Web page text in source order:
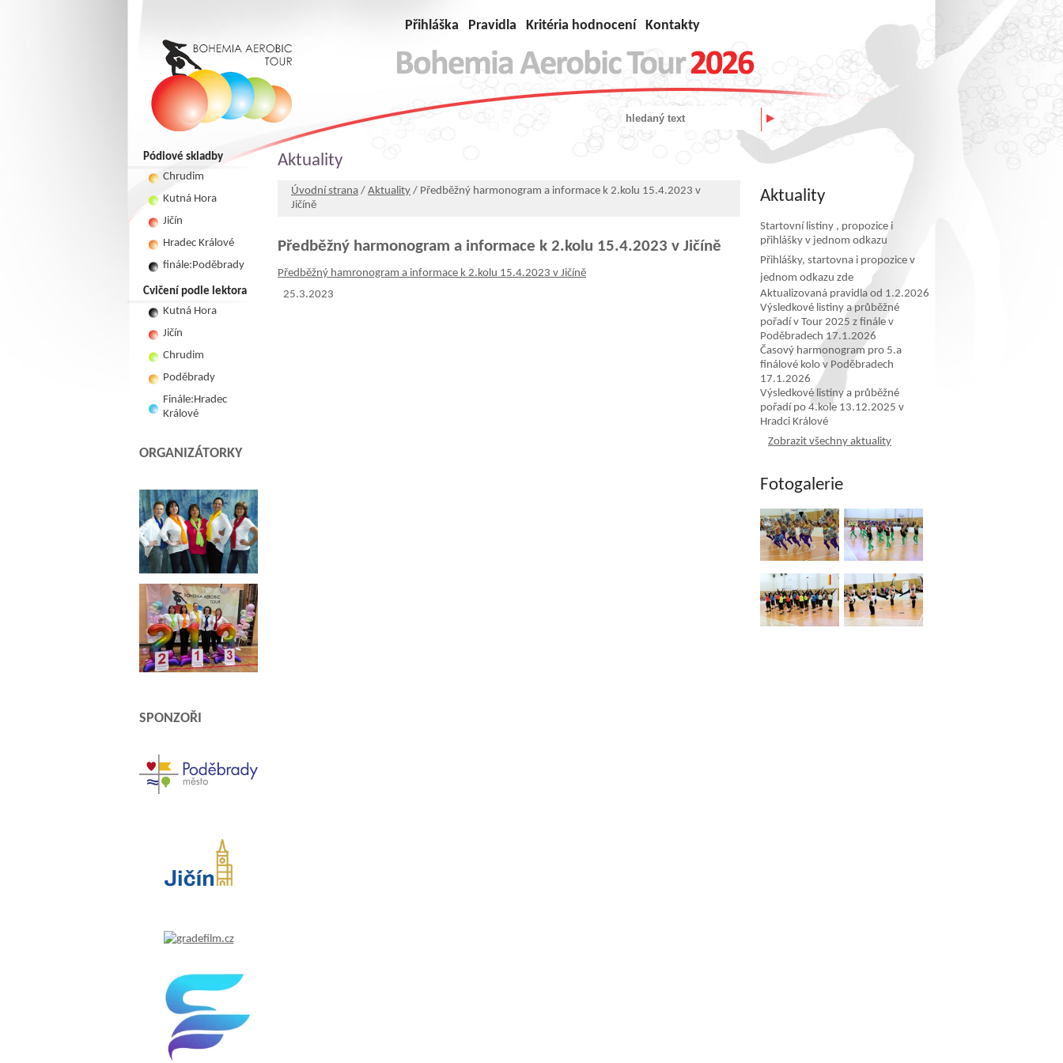
Přihláška Pravidla Kritéria hodnocení Kontakty
Pódiové skladby
Chrudim
Kutná Hora
Jičín
Hradec Králové
finále:Poděbrady
Cvičení podle lektora
Kutná Hora
Jičín
Chrudim
Poděbrady
Finále:Hradec
Králové
ORGANIZÁTORKY
SPONZOŘI
Aktuality
Úvodní strana / Aktuality / Předběžný harmonogram a informace k 2.kolu 15.4.2023 v
Jičíně
Předběžný harmonogram a informace k 2.kolu 15.4.2023 v Jičíně
Předběžný hamronogram a informace k 2.kolu 15.4.2023 v Jičíně
25.3.2023
Aktuality
Startovní listiny , propozice i
přihlášky v jednom odkazu
Přihlášky, startovna i propozice v
jednom odkazu zde
Aktualizovaná pravidla od 1.2.2026
Výsledkové listiny a průběžné
pořadí v Tour 2025 z finále v
Poděbradech 17.1.2026
Časový harmonogram pro 5.a
finálové kolo v Poděbradech
17.1.2026
Výsledkové listiny a průběžné
pořadí po 4.kole 13.12.2025 v
Hradci Králové
Zobrazit všechny aktuality
Fotogalerie